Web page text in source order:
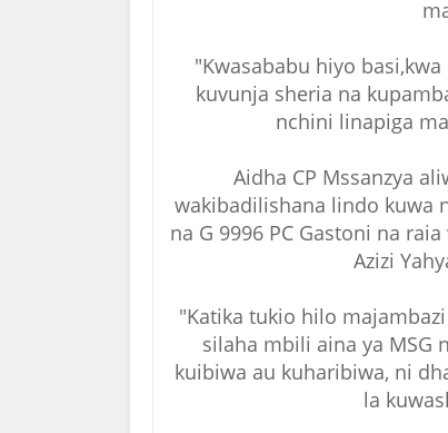
"Kwasababu hiyo
kuvunja sheria na
nchini linapiga
Aidha CP Mssanzya
wakibadilishana lindo kuwa
na G 9996 PC Gastoni na
Azizi
"Katika tukio hilo
silaha mbili aina ya MSG
kuibiwa au kuharibiwa, ni
la